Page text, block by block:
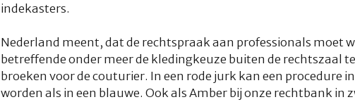
indekasters.
Nederland meent, dat de rechtspraak aan professionals moet
betreffende onder meer de kledingkeuze buiten de rechtszaal
broeken voor de couturier. In een rode jurk kan een procedure
worden als in een blauwe. Ook als Amber bij onze rechtbank in